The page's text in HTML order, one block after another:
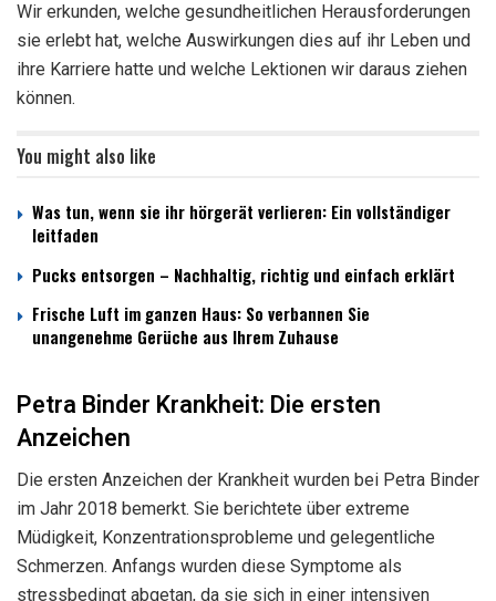
Wir erkunden, welche gesundheitlichen Herausforderungen
sie erlebt hat, welche Auswirkungen dies auf ihr Leben und
ihre Karriere hatte und welche Lektionen wir daraus ziehen
können.
You might also like
Was tun, wenn sie ihr hörgerät verlieren: Ein vollständiger
leitfaden
Pucks entsorgen – Nachhaltig, richtig und einfach erklärt
Frische Luft im ganzen Haus: So verbannen Sie
unangenehme Gerüche aus Ihrem Zuhause
Petra Binder Krankheit: Die ersten
Anzeichen
Die ersten Anzeichen der Krankheit wurden bei Petra Binder
im Jahr 2018 bemerkt. Sie berichtete über extreme
Müdigkeit, Konzentrationsprobleme und gelegentliche
Schmerzen. Anfangs wurden diese Symptome als
stressbedingt abgetan, da sie sich in einer intensiven